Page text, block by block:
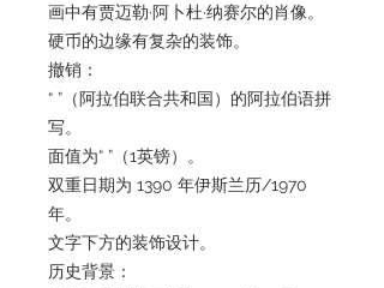
画中有贾迈勒·阿卜杜·纳赛尔的肖像。
硬币的边缘有复杂的装饰。
撤销：
“ ”（阿拉伯联合共和国）的阿拉伯语拼
写。
面值为“ ”（1英镑）。
双重日期为 1390 年伊斯兰历/1970
年。
文字下方的装饰设计。
历史背景：